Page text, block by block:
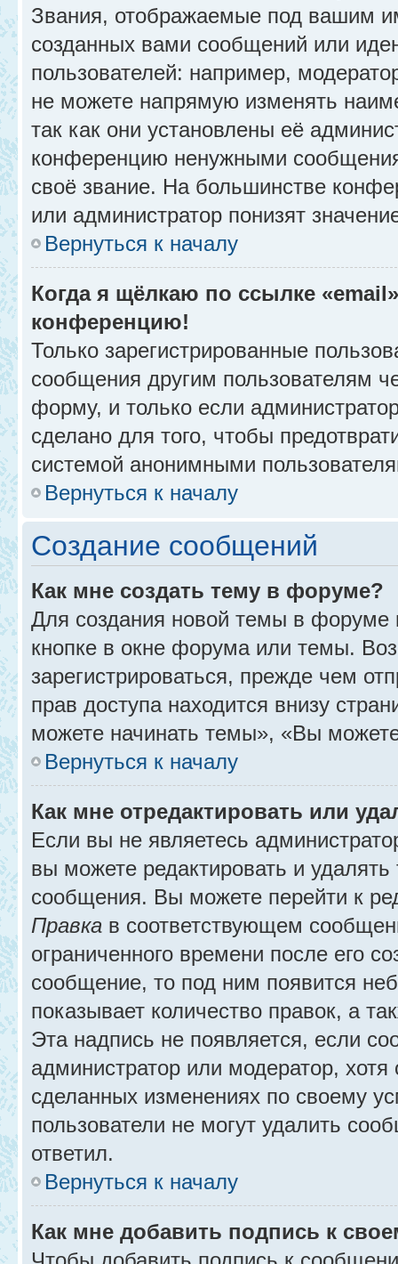
Звания, отображаемые под вашим
созданных вами сообщений или
пользователей: например,
не можете напрямую изменять
так как они установлены её
конференцию ненужными
своё звание. На большинстве
или администратор понизят
Вернуться к началу
Когда я щёлкаю по ссылке
конференцию!
Только зарегистрированные
сообщения другим пользователям
форму, и только если
сделано для того, чтобы
системой анонимными
Вернуться к началу
Создание сообщений
Как мне создать тему в форуме?
Для создания новой темы в форуме
кнопке в окне форума или темы.
зарегистрироваться, прежде чем
прав доступа находится внизу
можете начинать темы», «Вы
Вернуться к началу
Как мне отредактировать или
Если вы не являетесь
вы можете редактировать и
сообщения. Вы можете перейти к
Правка в соответствующем
ограниченного времени после его
сообщение, то под ним появится
показывает количество правок, а
Эта надпись не появляется, если
администратор или модератор,
сделанных изменениях по своему
пользователи не могут удалить
ответил.
Вернуться к началу
Как мне добавить подпись к